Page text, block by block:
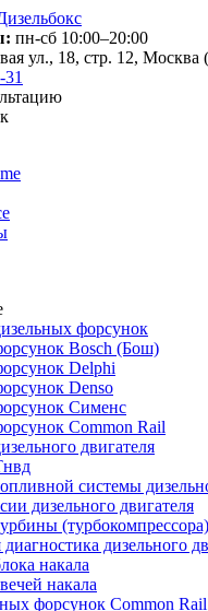
пн-сб 10:00–20:00
ул., 18, стр. 12,
форсунок
Bosch (Бош)
Delphi
Denso
Сименс
Common Rail
двигателя
системы
дизельного двигателя
(турбокомпрессора)
дизельного
накала
накала
форсунок Common Rail